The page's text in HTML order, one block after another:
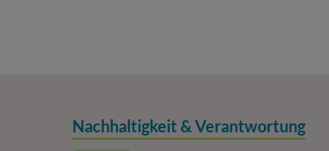
Nachhaltigkeit & Verantwortung